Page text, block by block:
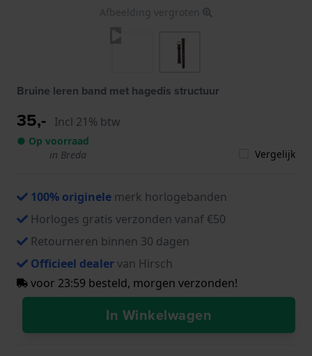
Afbeelding vergroten
Bruine leren band met hagedis structuur
35,- Incl 21% btw
● Op voorraad
in Breda
Vergelijk
100% originele merk horlogebanden
Horloges gratis verzonden vanaf €50
Retourneren binnen 30 dagen
Officieel dealervan Hirsch
voor 23:59 besteld, morgen verzonden!
In Winkelwagen